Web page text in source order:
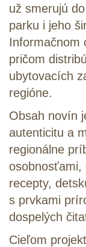
už smerujú
parku i jeho
Informačnom
pričom
ubytovacích
regióne.
Obsah novín
autenticitu a
regionálne
osobnosťami,
recepty,
s prvkami
dospelých
Cieľom